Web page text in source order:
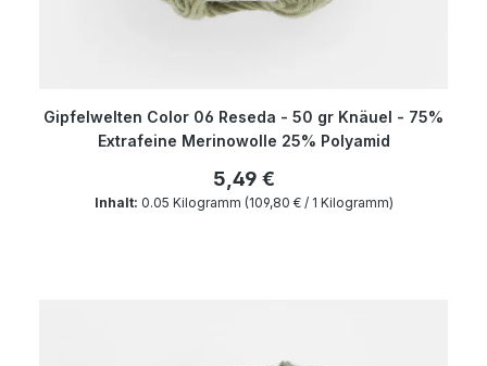
Gipfelwelten Color 06 Reseda - 50 gr Knäuel - 75%
Extrafeine Merinowolle 25% Polyamid
5,49 €
Inhalt: 0.05 Kilogramm (109,80 € / 1 Kilogramm)